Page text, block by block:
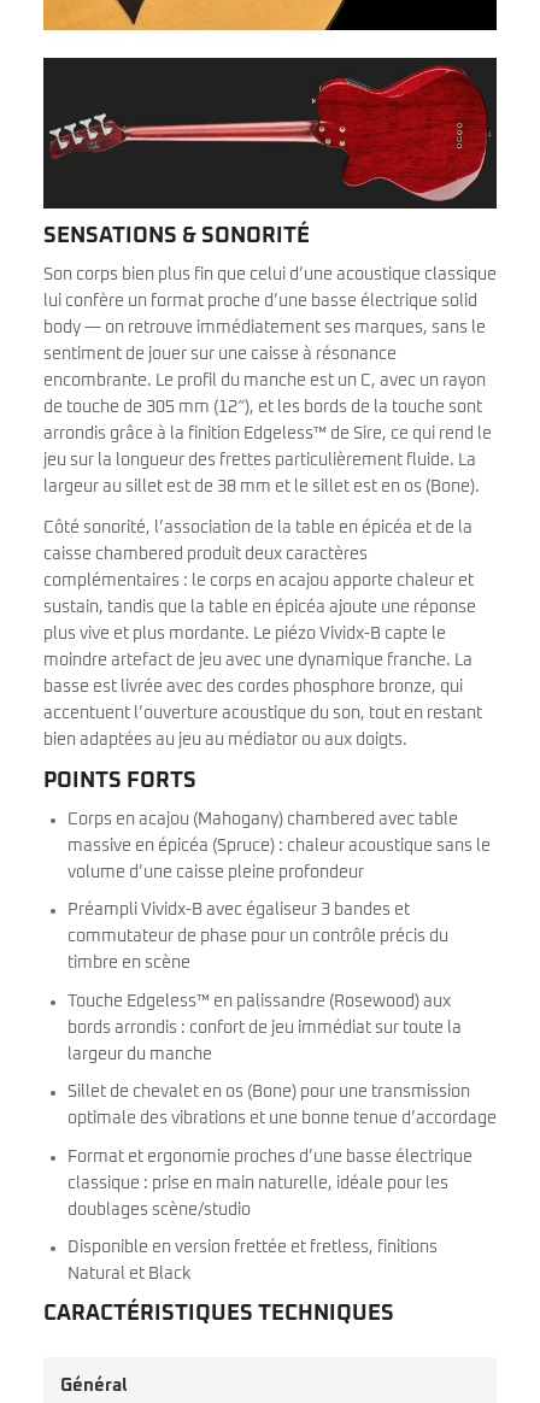
SENSATIONS & SONORITÉ
Son corps bien plus fin que celui d’une acoustique classique
lui confère un format proche d’une basse électrique solid
body — on retrouve immédiatement ses marques, sans le
sentiment de jouer sur une caisse à résonance
encombrante. Le profil du manche est un C, avec un rayon
de touche de 305 mm (12″), et les bords de la touche sont
arrondis grâce à la finition Edgeless™ de Sire, ce qui rend le
jeu sur la longueur des frettes particulièrement fluide. La
largeur au sillet est de 38 mm et le sillet est en os (Bone).
Côté sonorité, l’association de la table en épicéa et de la
caisse chambered produit deux caractères
complémentaires : le corps en acajou apporte chaleur et
sustain, tandis que la table en épicéa ajoute une réponse
plus vive et plus mordante. Le piézo Vividx-B capte le
moindre artefact de jeu avec une dynamique franche. La
basse est livrée avec des cordes phosphore bronze, qui
accentuent l’ouverture acoustique du son, tout en restant
bien adaptées au jeu au médiator ou aux doigts.
POINTS FORTS
Corps en acajou (Mahogany) chambered avec table
massive en épicéa (Spruce) : chaleur acoustique sans le
volume d’une caisse pleine profondeur
Préampli Vividx-B avec égaliseur 3 bandes et
commutateur de phase pour un contrôle précis du
timbre en scène
Touche Edgeless™ en palissandre (Rosewood) aux
bords arrondis : confort de jeu immédiat sur toute la
largeur du manche
Sillet de chevalet en os (Bone) pour une transmission
optimale des vibrations et une bonne tenue d’accordage
Format et ergonomie proches d’une basse électrique
classique : prise en main naturelle, idéale pour les
doublages scène/studio
Disponible en version frettée et fretless, finitions
Natural et Black
CARACTÉRISTIQUES TECHNIQUES
Général